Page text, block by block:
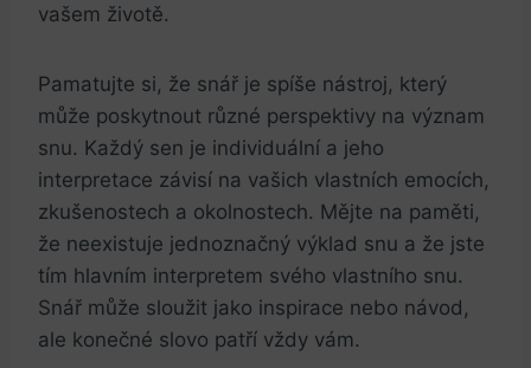
vašem životě.
Pamatujte ​si,⁤ že⁣ snář je spíše ⁣nástroj, který
může poskytnout různé perspektivy na význam
snu. Každý sen je individuální a jeho
interpretace závisí na vašich ⁢vlastních emocích,
zkušenostech a okolnostech. Mějte na paměti,
že neexistuje⁢ jednoznačný výklad snu a že‌ jste
‍tím hlavním interpretem svého‌ vlastního snu.
Snář může sloužit jako inspirace nebo návod,
ale ⁣konečné slovo patří vždy vám.